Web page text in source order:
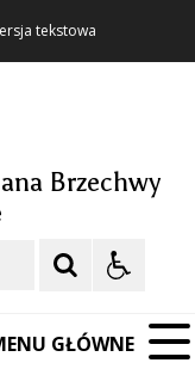
tekstowa
Brzechwy
GŁÓWNE